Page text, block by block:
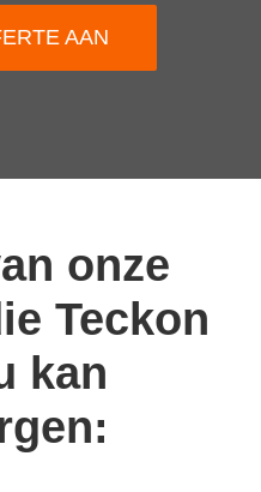
AAN
onze
Teckon
kan